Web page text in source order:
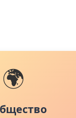
🌍